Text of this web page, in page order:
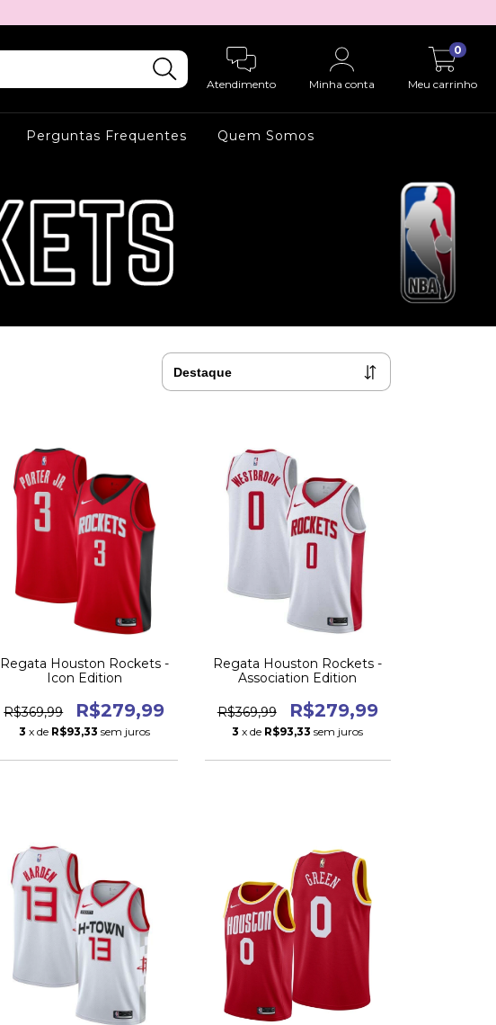
Atendimento Minha conta Meu carrinho
0
Perguntas Frequentes Quem Somos
Regata Houston Rockets -
Icon Edition
R$369,99 R$279,99
3 x de R$93,33 sem juros
Regata Houston Rockets -
Association Edition
R$369,99 R$279,99
3 x de R$93,33 sem juros